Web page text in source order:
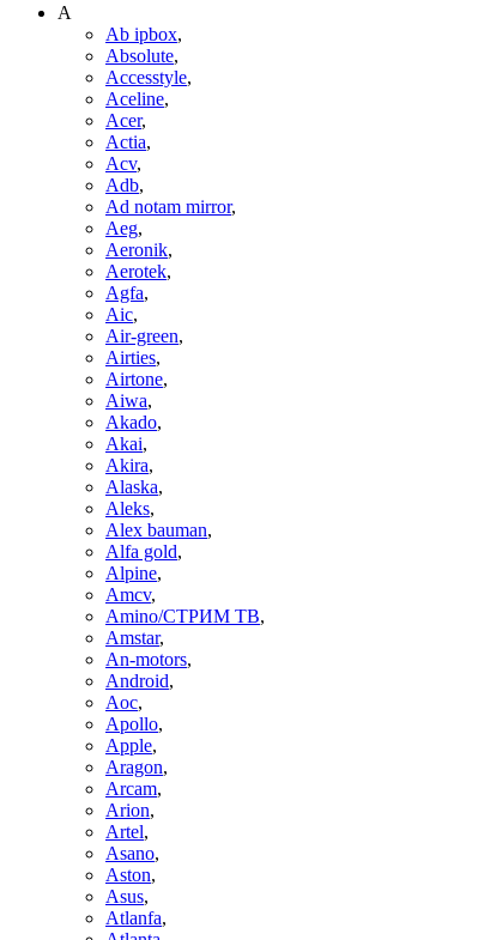
A
Ab ipbox,
Absolute,
Accesstyle,
Aceline,
Acer,
Actia,
Acv,
Adb,
Ad notam mirror,
Aeg,
Aeronik,
Aerotek,
Agfa,
Aic,
Air-green,
Airties,
Airtone,
Aiwa,
Akado,
Akai,
Akira,
Alaska,
Aleks,
Alex bauman,
Alfa gold,
Alpine,
Amcv,
Amino/СТРИМ ТВ,
Amstar,
An-motors,
Android,
Aoc,
Apollo,
Apple,
Aragon,
Arcam,
Arion,
Artel,
Asano,
Aston,
Asus,
Atlanfa,